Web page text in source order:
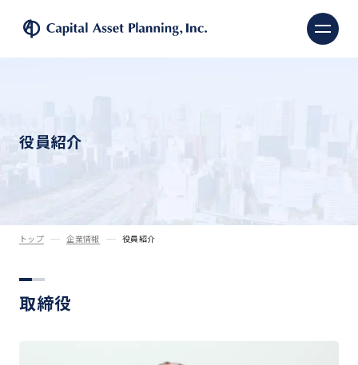
株式会社キャピタル・
役員紹介
トップ 企業情報 役員紹介
取締役